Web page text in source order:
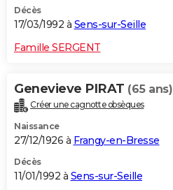
Décès
17/03/1992 à Sens-sur-Seille
Famille SERGENT
Genevieve PIRAT (65 ans)
Créer une cagnotte obsèques
Naissance
27/12/1926 à Frangy-en-Bresse
Décès
11/01/1992 à Sens-sur-Seille